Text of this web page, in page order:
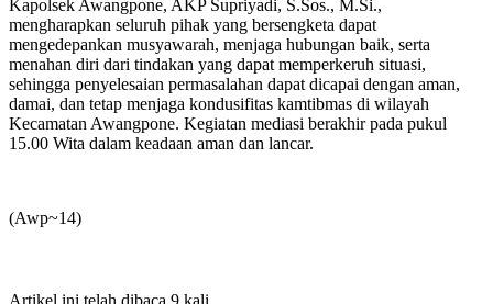
Kapolsek Awangpone, AKP Supriyadi, S.Sos., M.Si.,
mengharapkan seluruh pihak yang bersengketa dapat
mengedepankan musyawarah, menjaga hubungan baik, serta
menahan diri dari tindakan yang dapat memperkeruh situasi,
sehingga penyelesaian permasalahan dapat dicapai dengan aman,
damai, dan tetap menjaga kondusifitas kamtibmas di wilayah
Kecamatan Awangpone. Kegiatan mediasi berakhir pada pukul
15.00 Wita dalam keadaan aman dan lancar.
‎(Awp~14)
Artikel ini telah dibaca 9 kali